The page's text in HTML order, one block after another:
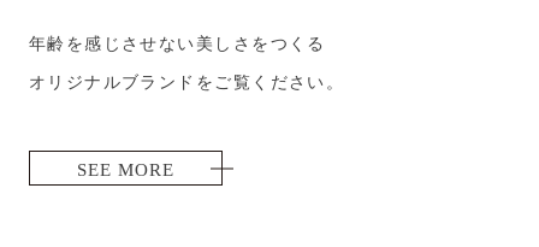
年齢を感じさせない美しさをつくる
オリジナルブランドをご覧ください。
SEE MORE